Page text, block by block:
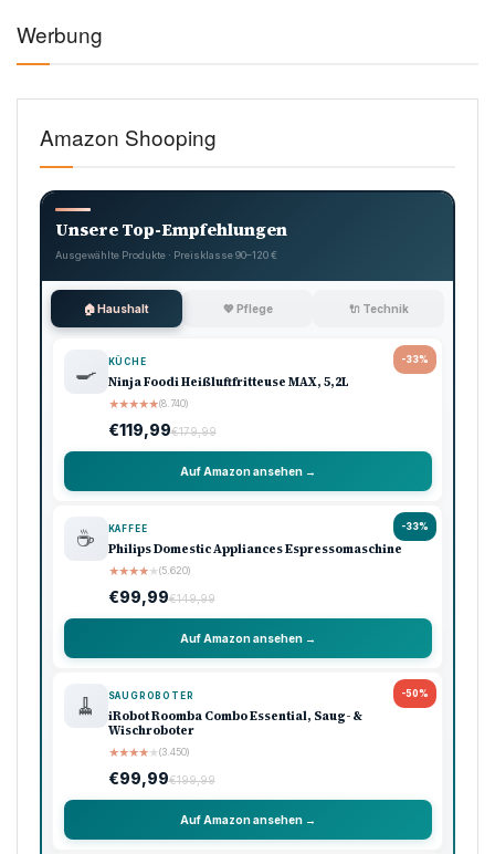
Werbung
Amazon Shooping
Unsere Top-Empfehlungen
Ausgewählte Produkte · Preisklasse 90–120 €
🏠 Haushalt 💖 Pflege 🔌 Technik
-33%
🍳 KÜCHE
Ninja Foodi Heißluftfritteuse MAX, 5,2L
★★★★★(8.740)
€119,99€179,99
Auf Amazon ansehen →
-33%
☕ KAFFEE
Philips Domestic Appliances Espressomaschine
★★★★★(5.620)
€99,99€149,99
Auf Amazon ansehen →
-50%
🧹 SAUGROBOTER
iRobot Roomba Combo Essential, Saug- &
Wischroboter
★★★★★(3.450)
€99,99€199,99
Auf Amazon ansehen →